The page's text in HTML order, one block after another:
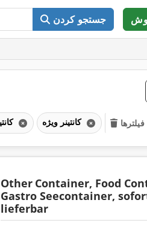
جستجو کردن
کانتینرها و پل‌های قابل تعویض کانتینر ویژه
Other Container, Food
Gastro Seecontainer,
lieferbar